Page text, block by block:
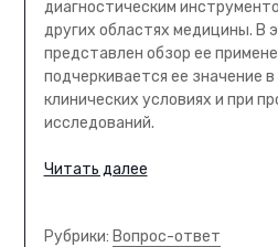
диагностическим
других областях медицины. В
представлен обзор ее
подчеркивается ее значение
клинических условиях и при
исследований.
Читать далее
Рубрики: Вопрос-ответ